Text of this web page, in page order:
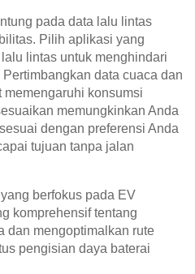
pada data lalu lintas
Pilih aplikasi yang
lintas untuk menghindari
data cuaca dan
konsumsi
memungkinkan Anda
dengan preferensi Anda
tujuan tanpa jalan
berfokus pada EV
komprehensif tentang
dan mengoptimalkan rute
pengisian daya baterai